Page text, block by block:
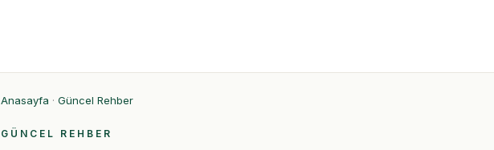
Anasayfa · Güncel Rehber
GÜNCEL REHBER